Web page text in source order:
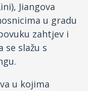
Jiangova
u gradu
zahtjev i
se slažu s
u kojima